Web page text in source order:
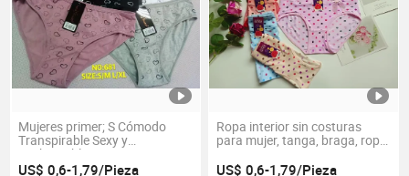
Mujeres primer; S Cómodo
Transpirable Sexy y
Fashionable Ropa Interior
para Mujeres Bragas Mujeres
US$ 0,6-1,79/Pieza
Ropa interior sin costuras
para mujer, tanga, braga, ropa
mujer, seda helada, ropa
US$ 0,6-1,79/Pieza